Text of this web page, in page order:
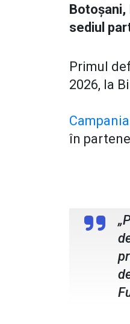
sediul
Primul
2026, la
în